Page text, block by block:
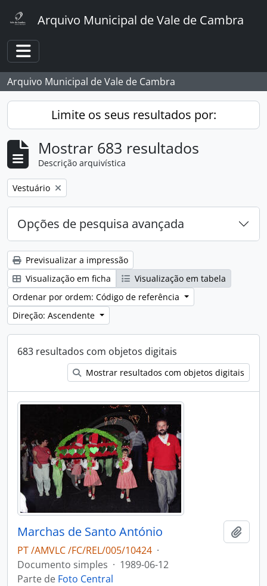
Arquivo Municipal de Vale de Cambra
Toggle navigation
Arquivo Municipal de Vale de Cambra
Limite os seus resultados por:
Mostrar 683 resultados
Descrição arquivística
Remover filtro:
Vestuário
Opções de pesquisa avançada
Previsualizar a impressão
Visualização em ficha
Visualização em tabela
Ordenar por ordem: Código de referência
Direção: Ascendente
683 resultados com objetos digitais
Mostrar resultados com objetos digitais
Marchas de Santo António
PT /AMVLC /FC/REL/005/10424 ·
Documento simples · 1989-06-12
Parte de Foto Central